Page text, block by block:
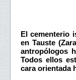
El cementerio
en Tauste
antropólogos
Todos ellos
cara orientada